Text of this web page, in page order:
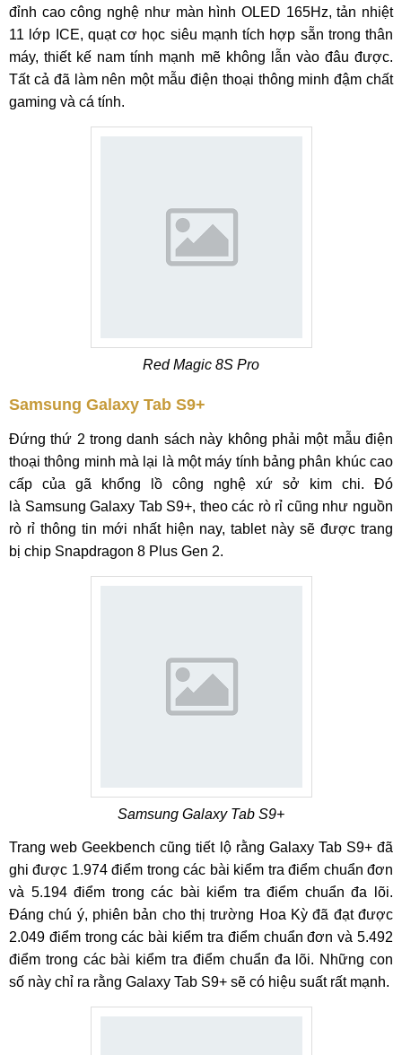
đỉnh cao công nghệ như màn hình OLED 165Hz, tản nhiệt
11 lớp ICE, quạt cơ học siêu mạnh tích hợp sẵn trong thân
máy, thiết kế nam tính mạnh mẽ không lẫn vào đâu được.
Tất cả đã làm nên một mẫu điện thoại thông minh đậm chất
gaming và cá tính.
Red Magic 8S Pro
Samsung Galaxy Tab S9+
Đứng thứ 2 trong danh sách này không phải một mẫu điện
thoại thông minh mà lại là một máy tính bảng phân khúc cao
cấp của gã khổng lồ công nghệ xứ sở kim chi. Đó
là Samsung Galaxy Tab S9+, theo các rò rỉ cũng như nguồn
rò rỉ thông tin mới nhất hiện nay, tablet này sẽ được trang
bị chip Snapdragon 8 Plus Gen 2.
Samsung Galaxy Tab S9+
Trang web Geekbench cũng tiết lộ rằng Galaxy Tab S9+ đã
ghi được 1.974 điểm trong các bài kiểm tra điểm chuẩn đơn
và 5.194 điểm trong các bài kiểm tra điểm chuẩn đa lõi.
Đáng chú ý, phiên bản cho thị trường Hoa Kỳ đã đạt được
2.049 điểm trong các bài kiểm tra điểm chuẩn đơn và 5.492
điểm trong các bài kiểm tra điểm chuẩn đa lõi. Những con
số này chỉ ra rằng Galaxy Tab S9+ sẽ có hiệu suất rất mạnh.